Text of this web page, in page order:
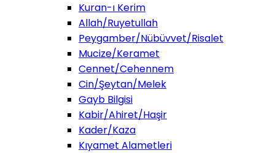
Kuran-ı Kerim
Allah/Ruyetullah
Peygamber/Nübüvvet/Risalet
Mucize/Keramet
Cennet/Cehennem
Cin/Şeytan/Melek
Gayb Bilgisi
Kabir/Ahiret/Haşir
Kader/Kaza
Kıyamet Alametleri